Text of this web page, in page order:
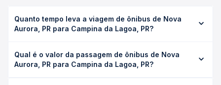
Quanto tempo leva a viagem de ônibus de Nova
Aurora, PR para Campina da Lagoa, PR?
Lagoa, PR leva em média 1h 25min, podendo variar
conforme a viação, o tipo de serviço (convencional,
Qual é o valor da passagem de ônibus de Nova
Aurora, PR para Campina da Lagoa, PR?